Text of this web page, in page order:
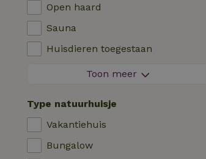
In een boomgaard
Viswater in de buurt
Open haard
Sauna
Huisdieren toegestaan
Vuurwerkvrije omgeving
Direct boekbaar
Wasmachine
Afwasmachine
Toon meer
Type natuurhuisje
Vakantiehuis
Bungalow